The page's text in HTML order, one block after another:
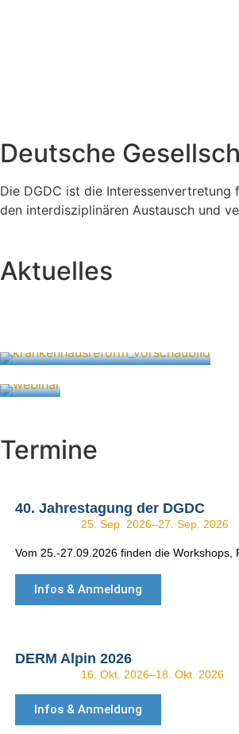
Deutsche
Die DGDC ist die
den interdisziplinären Austausch und
Aktuelles
5. Januar 2026
Termine
40. Jahrestagung der DGDC
25. Sep. 2026–27. Sep. 2026
Vom 25.-27.09.2026 finden die Workshops,
Infos & Anmeldung
DERM Alpin 2026
16. Okt. 2026–18. Okt. 2026
Infos & Anmeldung